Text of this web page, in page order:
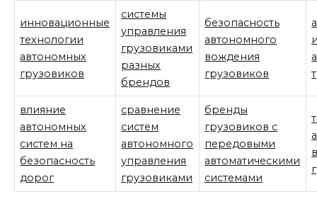
инновационные
технологии
автономных
грузовиков
системы
управления
грузовиками
разных
брендов
безопасность
автономного
вождения
грузовиков
влияние
автономных
систем на
безопасность
дорог
сравнение
систем
автономного
управления
грузовиками
бренды
грузовиков с
передовыми
автоматическими
системами